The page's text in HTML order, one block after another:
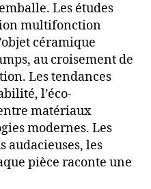
Les études
multifonction
céramique
au croisement de
Les tendances
l’éco-
matériaux
modernes. Les
audacieuses, les
pièce raconte une